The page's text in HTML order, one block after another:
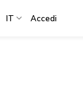
IT Accedi